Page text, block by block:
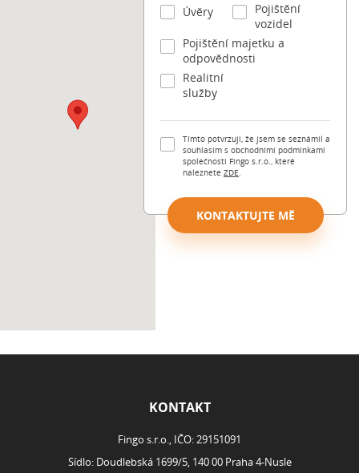
Úvěry
Pojištění
vozidel
Pojištění majetku a
odpovědnosti
Realitní
služby
Tímto potvrzuji, že jsem se seznámil a
souhlasím s obchodními podmínkami
společnosti Fingo s.r.o., které
naleznete ZDE.
KONTAKTUJTE MĚ
KONTAKT
Fingo s.r.o., IČO: 29151091
Sídlo: Doudlebská 1699/5, 140 00 Praha 4-Nusle